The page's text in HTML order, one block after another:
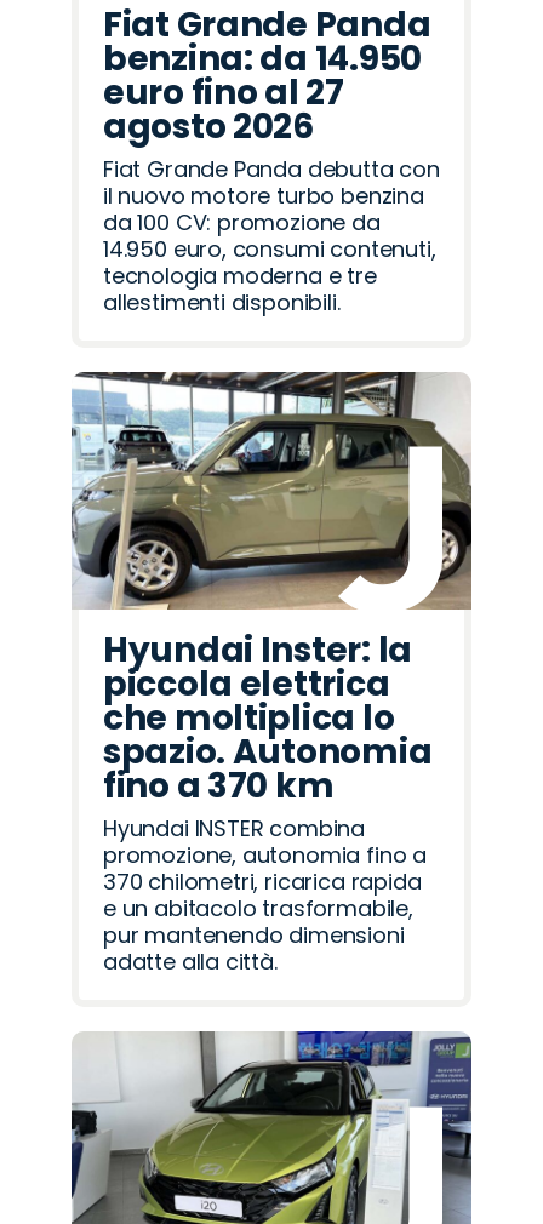
Fiat Grande Panda
benzina: da 14.950
euro fino al 27
agosto 2026
Fiat Grande Panda debutta con
il nuovo motore turbo benzina
da 100 CV: promozione da
14.950 euro, consumi contenuti,
tecnologia moderna e tre
allestimenti disponibili.
Hyundai Inster: la
piccola elettrica
che moltiplica lo
spazio. Autonomia
fino a 370 km
Hyundai INSTER combina
promozione, autonomia fino a
370 chilometri, ricarica rapida
e un abitacolo trasformabile,
pur mantenendo dimensioni
adatte alla città.